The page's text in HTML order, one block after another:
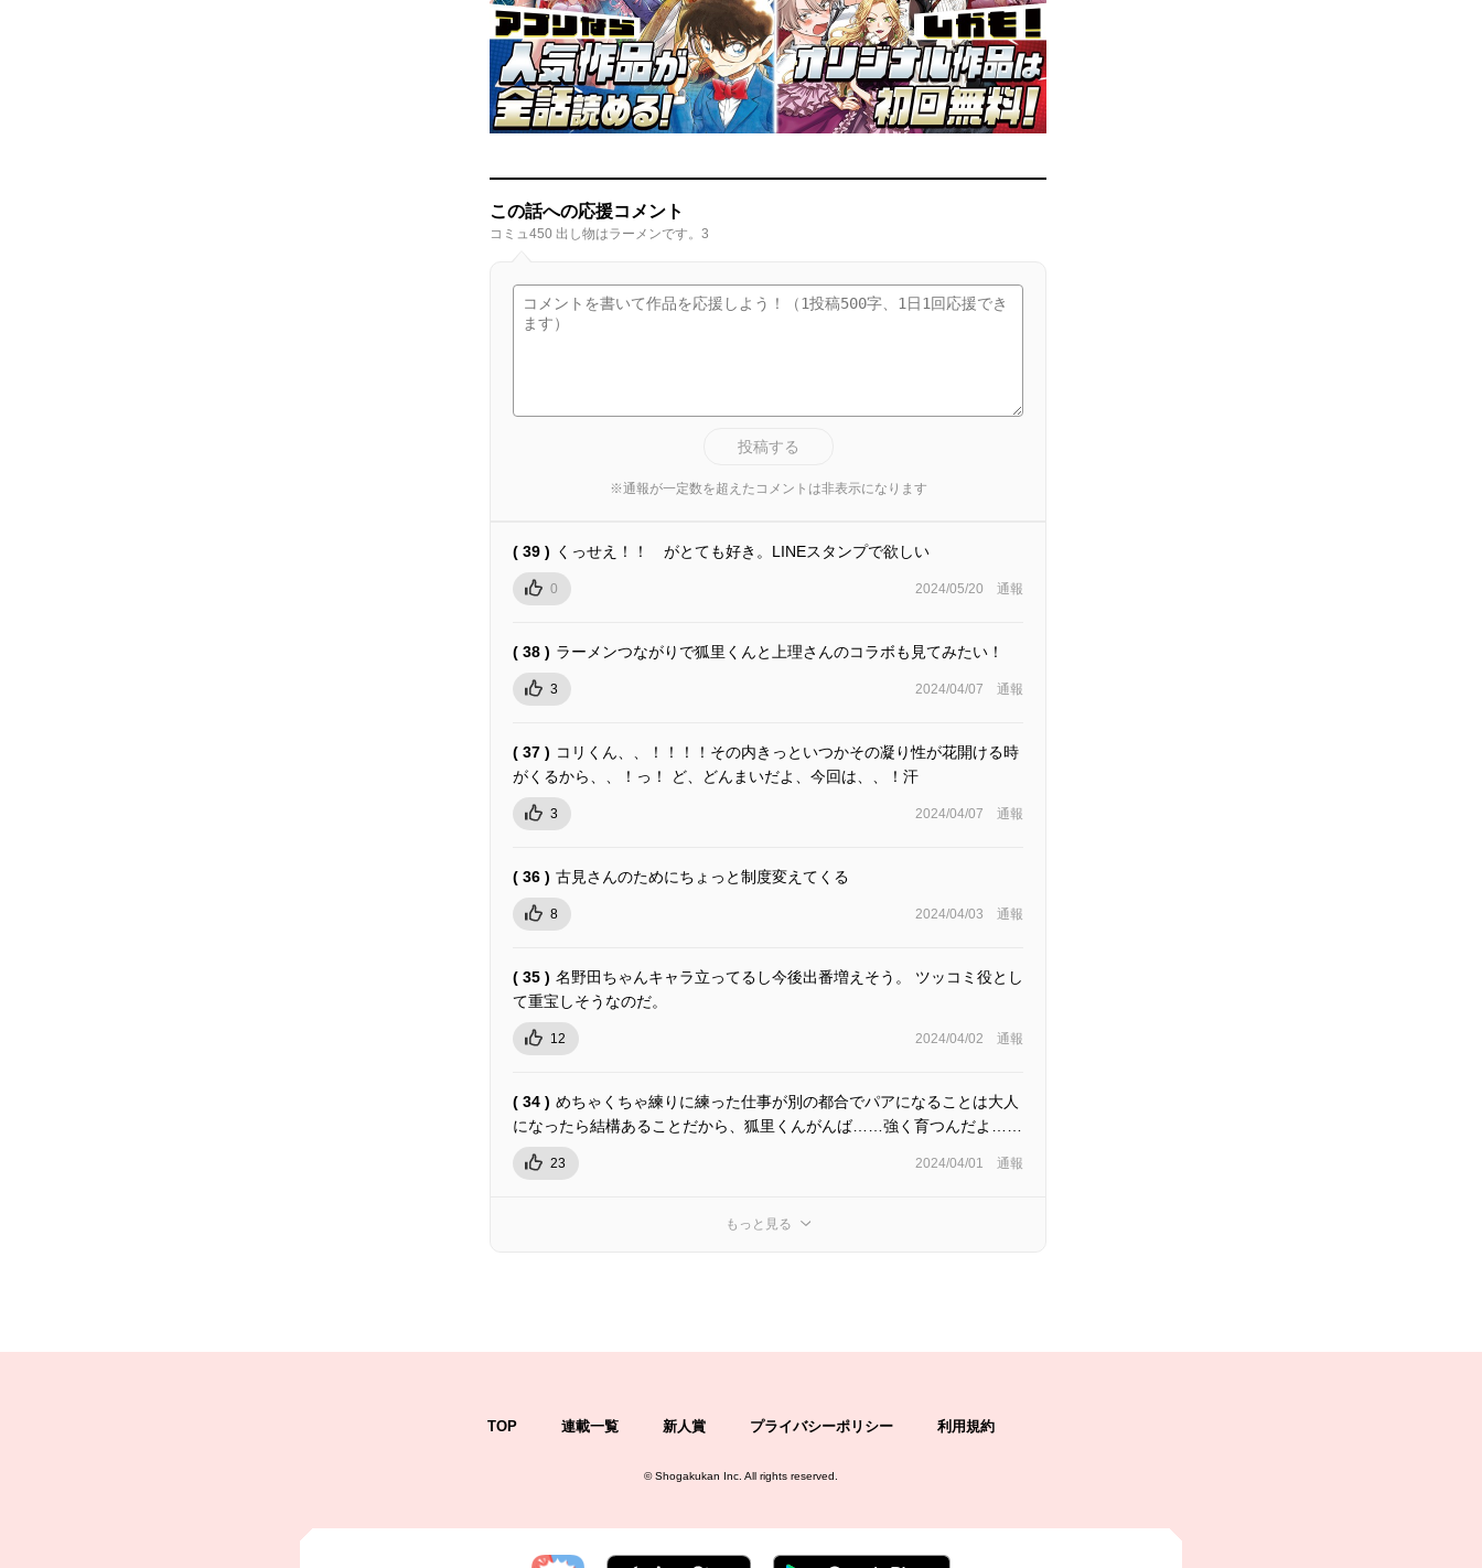
この話への応援コメント
コミュ450 出し物はラーメンです。3
投稿する
※通報が一定数を超えたコメントは非表示になります
( 39 ) くっせえ！！ がとても好き。LINEスタンプで欲しい
0 2024/05/20 通報
( 38 ) ラーメンつながりで狐里くんと上理さんのコラボも見てみたい！
3 2024/04/07 通報
( 37 ) コリくん、、！！！！その内きっといつかその凝り性が花開ける時
がくるから、、！っ！ ど、どんまいだよ、今回は、、！汗
3 2024/04/07 通報
( 36 ) 古見さんのためにちょっと制度変えてくる
8 2024/04/03 通報
( 35 ) 名野田ちゃんキャラ立ってるし今後出番増えそう。 ツッコミ役とし
て重宝しそうなのだ。
12 2024/04/02 通報
( 34 ) めちゃくちゃ練りに練った仕事が別の都合でパアになることは大人
になったら結構あることだから、狐里くんがんば……強く育つんだよ……
23 2024/04/01 通報
もっと見る
TOP 連載一覧 新人賞 プライバシーポリシー 利用規約
©Shogakukan Inc. All rights reserved.